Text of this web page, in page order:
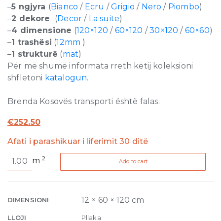
–5 ngjyra (Bianco / Ecru /Grigio / Nero / Piombo)
–2 dekore (Decor / La suite)
–4 dimensione (120×120 / 60×120 /30×120 / 60×60)
–1 trashësi (12mm )
–1 strukturë (mat)
Për më shumë informata rreth këtij koleksioni
shfletoni katalogun.
Brenda Kosovës transporti është falas.
€252.50
Afati i parashikuar i liferimit 30 ditë
Neutral
12mm
m2 Add to cart
DIMENSIONI 12 × 60 × 120 cm
LLOJI Pllaka